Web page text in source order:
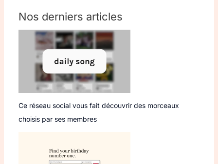
Nos derniers articles
Ce réseau social vous fait découvrir des morceaux
choisis par ses membres